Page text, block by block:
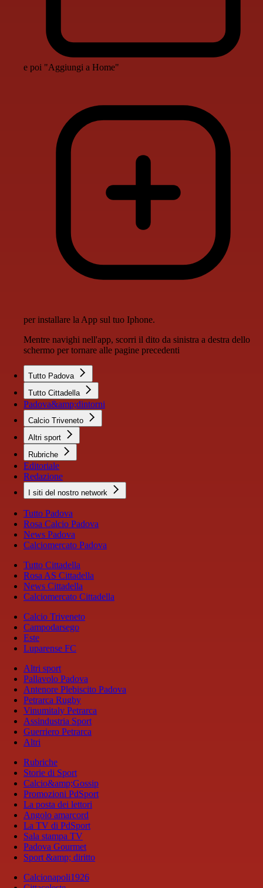
e poi "Aggiungi a Home"
per installare la App sul tuo Iphone.
Mentre navighi nell'app, scorri il dito da sinistra a destra dello
schermo per tornare alle pagine precedenti
Tutto Padova
Tutto Cittadella
Padova&amp;dintorni
Calcio Triveneto
Altri sport
Rubriche
Editoriale
Redazione
I siti del nostro network
Tutto Padova
Rosa Calcio Padova
News Padova
Calciomercato Padova
Tutto Cittadella
Rosa AS Cittadella
News Cittadella
Calciomercato Cittadella
Calcio Triveneto
Campodarsego
Este
Luparense FC
Altri sport
Pallavolo Padova
Antenore Plebiscito Padova
Petrarca Rugby
Vinumitaly Petrarca
Assindustria Sport
Guerriero Petrarca
Altri
Rubriche
Storie di Sport
Calcio&amp;Gossip
Promozioni PdSport
La posta dei lettori
Angolo amarcord
La TV di PdSport
Sala stampa TV
Padova Gourmet
Sport &amp; diritto
Calcionapoli1926